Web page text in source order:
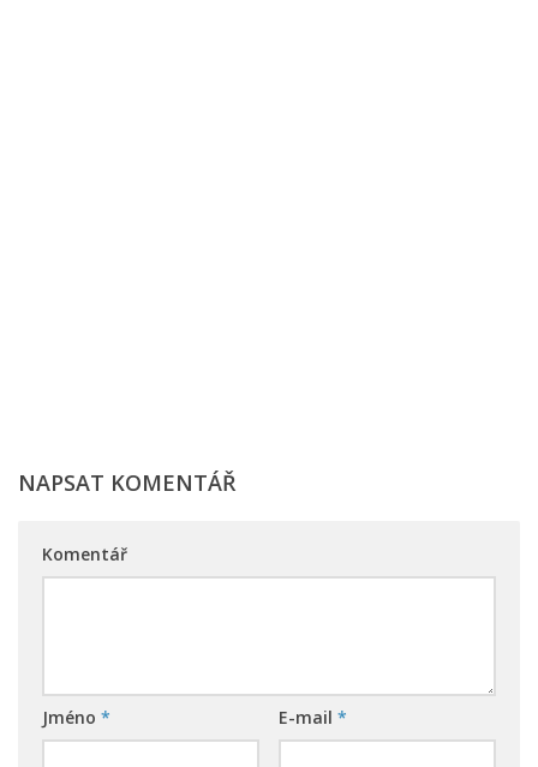
NAPSAT KOMENTÁŘ
Komentář
Jméno * E-mail *